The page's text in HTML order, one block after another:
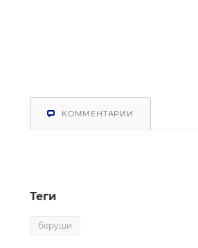
КОММЕНТАРИИ
Теги
беруши